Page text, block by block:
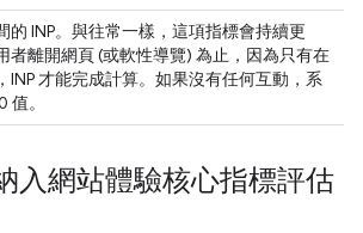
的 INP。與往常一樣，這項指標會持續更
者離開網頁 (或軟性導覽) 為止，因為只有在
INP 才能完成計算。如果沒有任何互動，系
值。
入網站體驗核心指標評估